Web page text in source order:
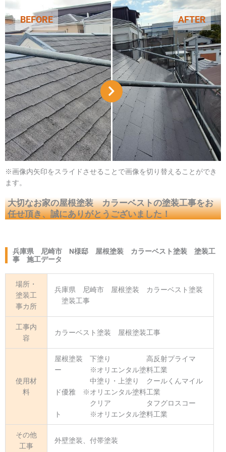
AFTER
BEFORE
※画像内矢印をスライドさせることで画像を切り替えることができ
ます。
大切なお家の屋根塗装 カラーベストの塗装工事をお
任せ頂き、誠にありがとうございました！
兵庫県 尼崎市 N様邸 屋根塗装 カラーベスト塗装 塗装工
事 施工データ
場所・
塗装工
事カ所
兵庫県 尼崎市 屋根塗装 カラーベスト塗装
塗装工事
工事内
容
カラーベスト塗装 屋根塗装工事
使用材
料
屋根塗装 下塗り 高反射プライマ
ー ※オリエンタル塗料工業
中塗り・上塗り クールくんマイル
ド優雅 ※オリエンタル塗料工業
クリア タフグロスコー
ト ※オリエンタル塗料工業
その他
工事
外壁塗装、付帯塗装